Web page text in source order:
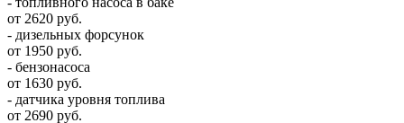
от 2620 руб.
- дизельных форсунок
от 1950 руб.
- бензонасоса
от 1630 руб.
- датчика уровня топлива
от 2690 руб.